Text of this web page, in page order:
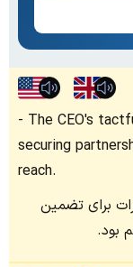
The CEO's
securing
reach.
برای تضمین
بود.